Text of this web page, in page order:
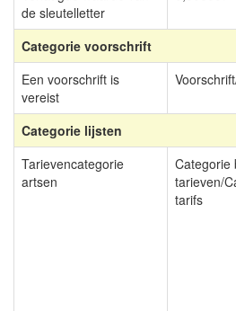
de sleutelletter
Categorie voorschrift
Een voorschrift is
vereist
Categorie lijsten
Tarievencategorie
artsen
Categorie
tarieven/
tarifs